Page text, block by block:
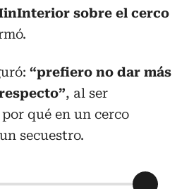
sobre el cerco
“prefiero no dar más
, al ser
qué en un cerco
secuestro.